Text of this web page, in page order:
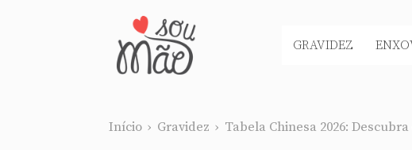
GRAVIDEZ
Início › Gravidez › Tabela Chinesa 2026: